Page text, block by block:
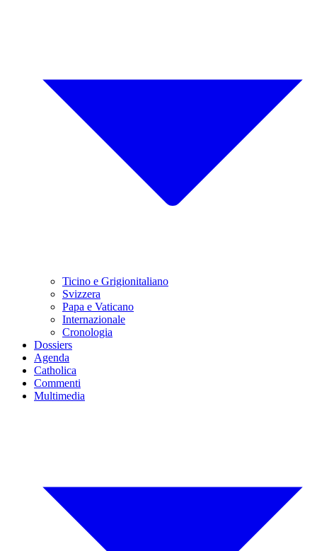
Ticino e Grigionitaliano
Svizzera
Papa e Vaticano
Internazionale
Cronologia
Dossiers
Agenda
Catholica
Commenti
Multimedia